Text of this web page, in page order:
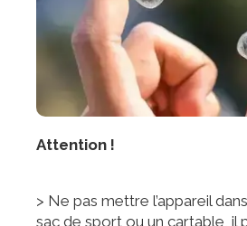
Attention !
> Ne pas mettre l’appareil
sac de sport ou un cartable, il